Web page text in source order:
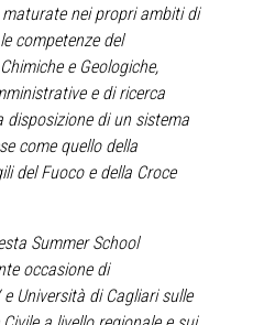
nei propri ambiti di
competenze del
e Geologiche,
e di ricerca
disposizione di un sistema
come quello della
del Fuoco e della Croce
Summer School
occasione di
Università di Cagliari sulle